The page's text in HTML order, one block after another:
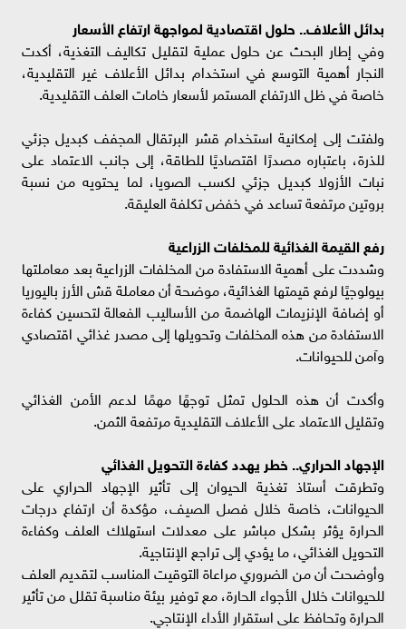
بدائل الأعلاف.. حلول اقتصادية لمواجهة ارتفاع الأسعار
وفي إطار البحث عن حلول عملية لتقليل تكاليف التغذية، أكدت
النجار أهمية التوسع في استخدام بدائل الأعلاف غير التقليدية،
خاصة في ظل الارتفاع المستمر لأسعار خامات العلف التقليدية.
ولفتت إلى إمكانية استخدام قشر البرتقال المجفف كبديل جزئي
للذرة، باعتباره مصدرًا اقتصاديًا للطاقة، إلى جانب الاعتماد على
نبات الأزولا كبديل جزئي لكسب الصويا، لما يحتويه من نسبة
بروتين مرتفعة تساعد في خفض تكلفة العليقة.
رفع القيمة الغذائية للمخلفات الزراعية
وشددت على أهمية الاستفادة من المخلفات الزراعية بعد معاملتها
بيولوجيًا لرفع قيمتها الغذائية، موضحة أن معاملة قش الأرز باليوريا
أو إضافة الإنزيمات الهاضمة من الأساليب الفعالة لتحسين كفاءة
الاستفادة من هذه المخلفات وتحويلها إلى مصدر غذائي اقتصادي
وآمن للحيوانات.
وأكدت أن هذه الحلول تمثل توجهًا مهمًا لدعم الأمن الغذائي
وتقليل الاعتماد على الأعلاف التقليدية مرتفعة الثمن.
الإجهاد الحراري.. خطر يهدد كفاءة التحويل الغذائي
وتطرقت أستاذ تغذية الحيوان إلى تأثير الإجهاد الحراري على
الحيوانات، خاصة خلال فصل الصيف، مؤكدة أن ارتفاع درجات
الحرارة يؤثر بشكل مباشر على معدلات استهلاك العلف وكفاءة
التحويل الغذائي، ما يؤدي إلى تراجع الإنتاجية.
وأوضحت أن من الضروري مراعاة التوقيت المناسب لتقديم العلف
للحيوانات خلال الأجواء الحارة، مع توفير بيئة مناسبة تقلل من تأثير
الحرارة وتحافظ على استقرار الأداء الإنتاجي.